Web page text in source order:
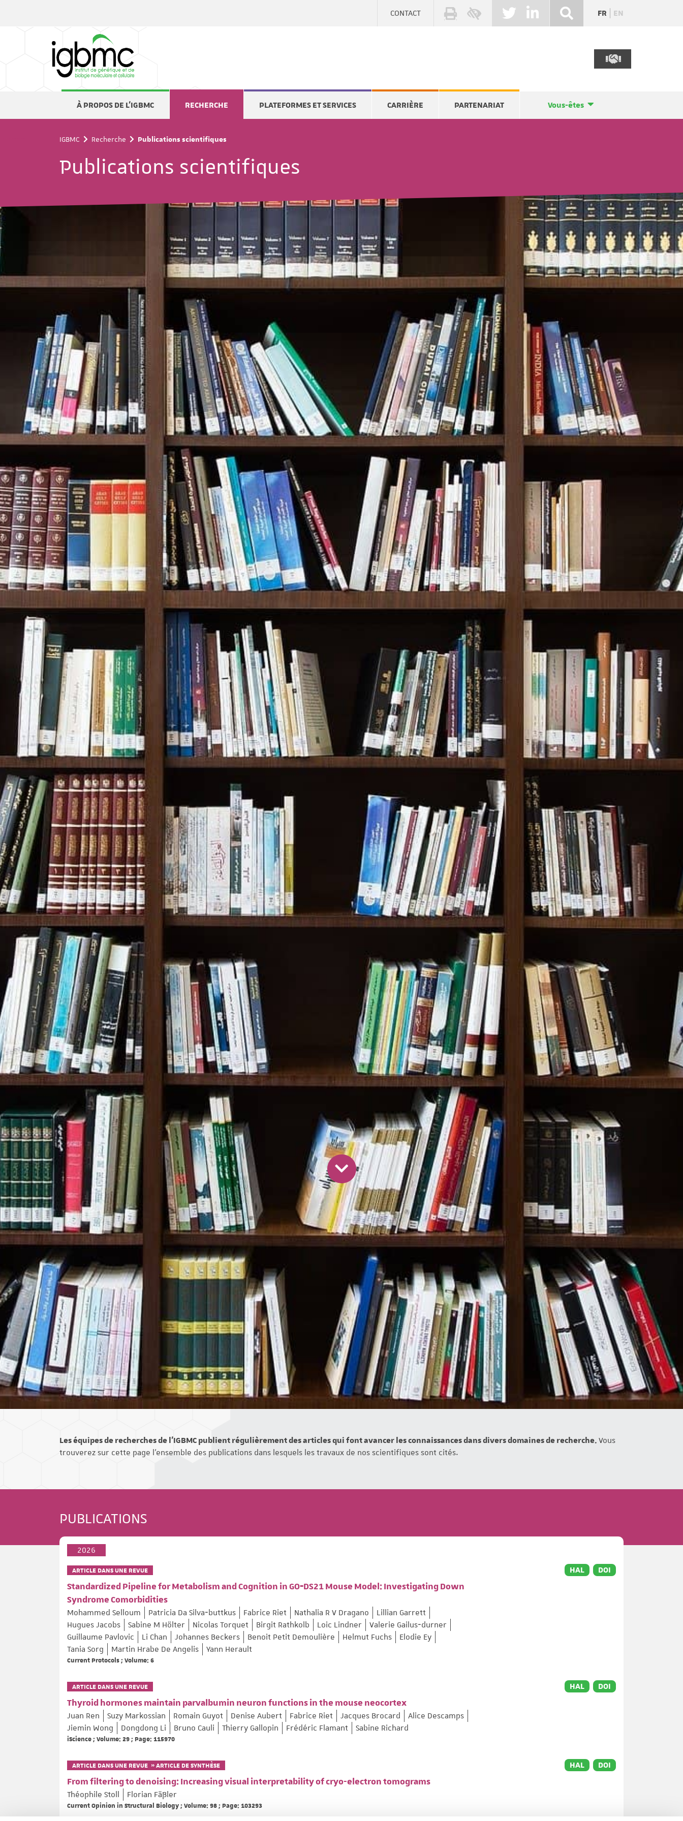
CONTACT FR EN
À PROPOS DE L'IGBMC RECHERCHE PLATEFORMES ET SERVICES CARRIÈRE PARTENARIAT Vous-êtes
IGBMC Recherche Publications scientifiques
Publications scientifiques
Les équipes de recherches de l'IGBMC publient régulièrement des articles qui font avancer les connaissances dans divers domaines de recherche. Vous
trouverez sur cette page l'ensemble des publications dans lesquels les travaux de nos scientifiques sont cités.
PUBLICATIONS
2026
ARTICLE DANS UNE REVUE
Standardized Pipeline for Metabolism and Cognition in GO‐DS21 Mouse Model: Investigating Down
Syndrome Comorbidities
Mohammed Selloum Patricia Da Silva‐buttkus Fabrice Riet Nathalia R V Dragano
Lillian Garrett
Hugues Jacobs
Sabine M Hölter Nicolas Torquet Birgit Rathkolb Loic Lindner
Valerie Gailus‐durner
Guillaume Pavlovic
Li Chan Johannes Beckers Benoit Petit Demoulière Helmut Fuchs
Elodie Ey
Tania Sorg
Martin Hrabe De Angelis Yann Herault
Current Protocols ; Volume: 6
HAL DOI
ARTICLE DANS UNE REVUE
Thyroid hormones maintain parvalbumin neuron functions in the mouse neocortex
Juan Ren Suzy Markossian Romain Guyot Denise Aubert Fabrice Riet Jacques Brocard
Alice Descamps
Jiemin Wong
Dongdong Li Bruno Cauli Thierry Gallopin Frédéric Flamant Sabine Richard
iScience ; Volume: 29 ; Page: 115970
HAL DOI
ARTICLE DANS UNE REVUE » ARTICLE DE SYNTHÈSE
From filtering to denoising: Increasing visual interpretability of cryo-electron tomograms
Théophile Stoll Florian Fäßler
Current Opinion in Structural Biology ; Volume: 98 ; Page: 103293
HAL DOI